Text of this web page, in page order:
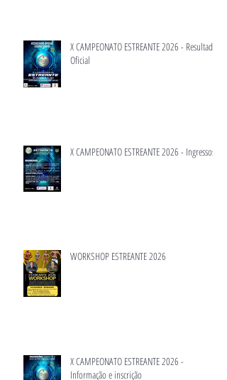
X CAMPEONATO ESTREANTE 2026 - Resultado
Oficial
X CAMPEONATO ESTREANTE 2026 - Ingressos
WORKSHOP ESTREANTE 2026
X CAMPEONATO ESTREANTE 2026 -
Informação e inscrição